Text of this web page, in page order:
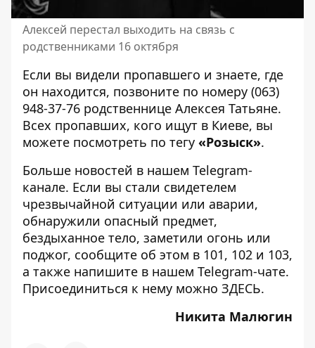
Алексей перестал выходить на связь с
родственниками 16 октября
Если вы видели пропавшего и знаете, где
он находится, позвоните по номеру (063)
948-37-76 родственнице Алексея Татьяне.
Всех пропавших, кого ищут в Киеве, вы
можете посмотреть по тегу «Розыск».
Больше новостей в нашем Telegram-
канале. Если вы стали свидетелем
чрезвычайной ситуации или аварии,
обнаружили опасный предмет,
бездыханное тело, заметили огонь или
поджог, сообщите об этом в 101, 102 и 103,
а также напишите в нашем Telegram-чате.
Присоединиться к нему можно ЗДЕСЬ.
Никита Малюгин